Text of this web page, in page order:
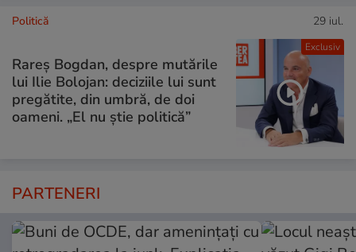
Exclusiv
Politică 29 iul.
Rareș Bogdan, despre mutările
lui Ilie Bolojan: deciziile lui sunt
pregătite, din umbră, de doi
oameni. „El nu știe politică”
PARTENERI